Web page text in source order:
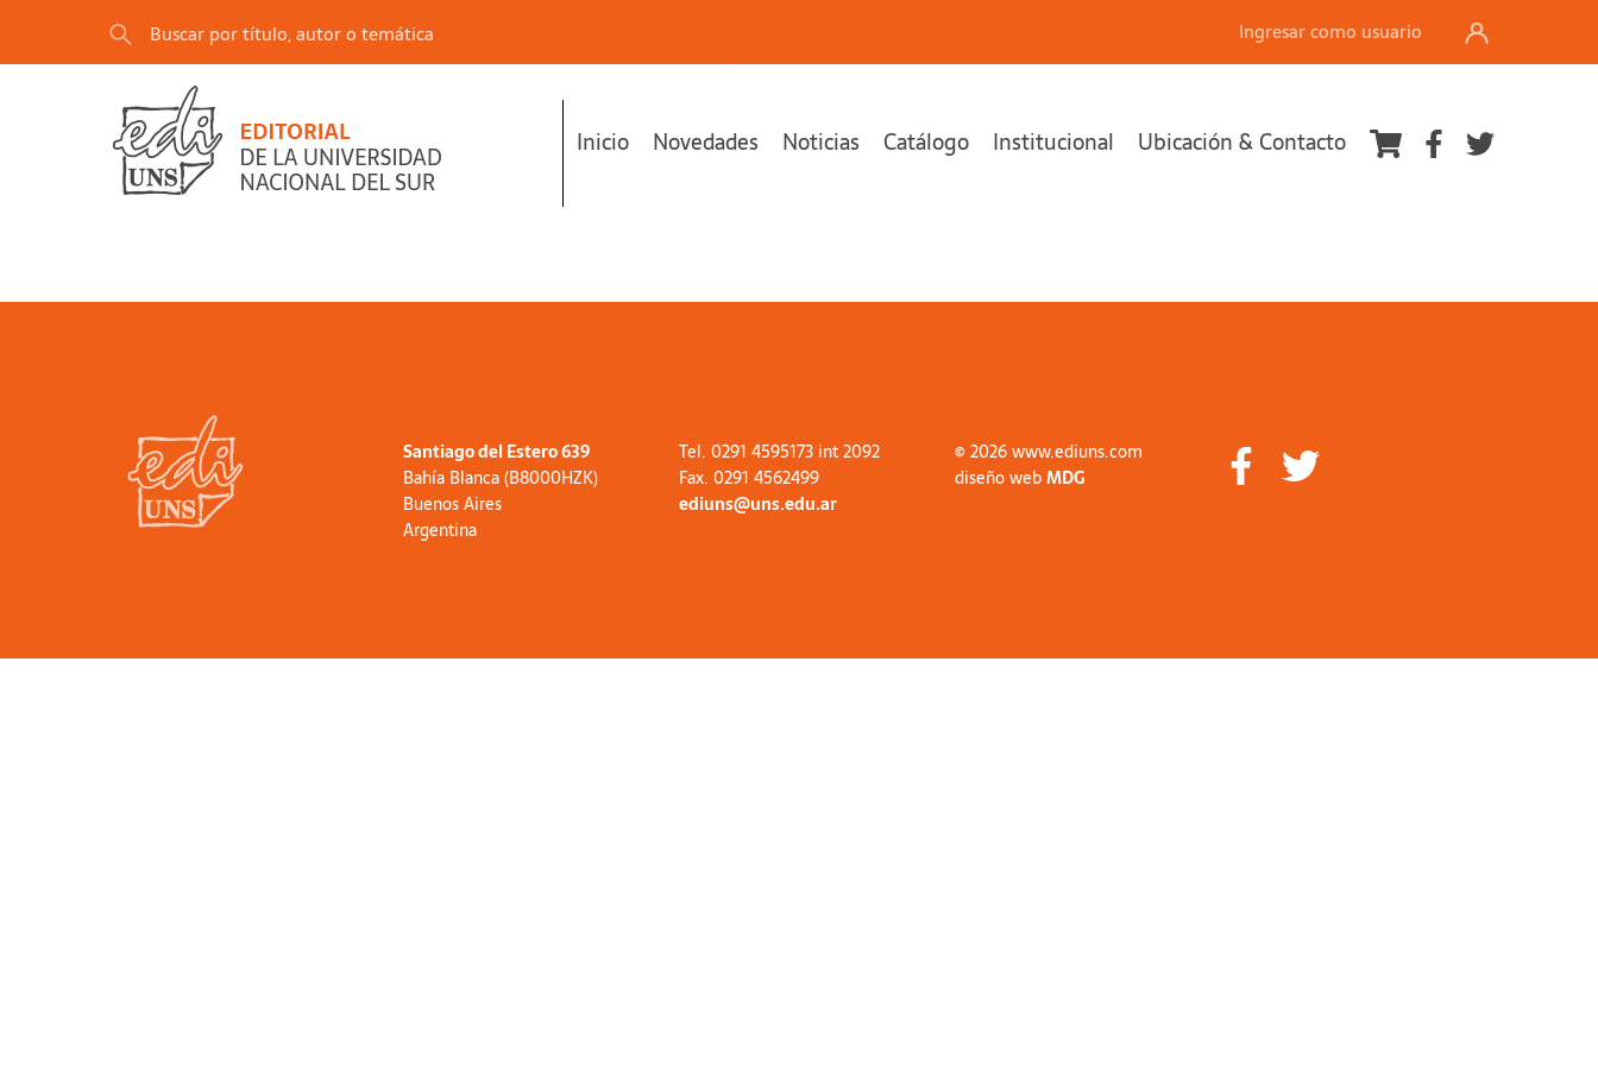
Ingresar como usuario
Inicio Novedades Noticias Catálogo Institucional Ubicación & Contacto
Santiago del Estero 639
Bahía Blanca (B8000HZK)
Buenos Aires
Argentina
Tel. 0291 4595173 int 2092
Fax. 0291 4562499
ediuns@uns.edu.ar
© 2026 www.ediuns.com
diseño webMDG